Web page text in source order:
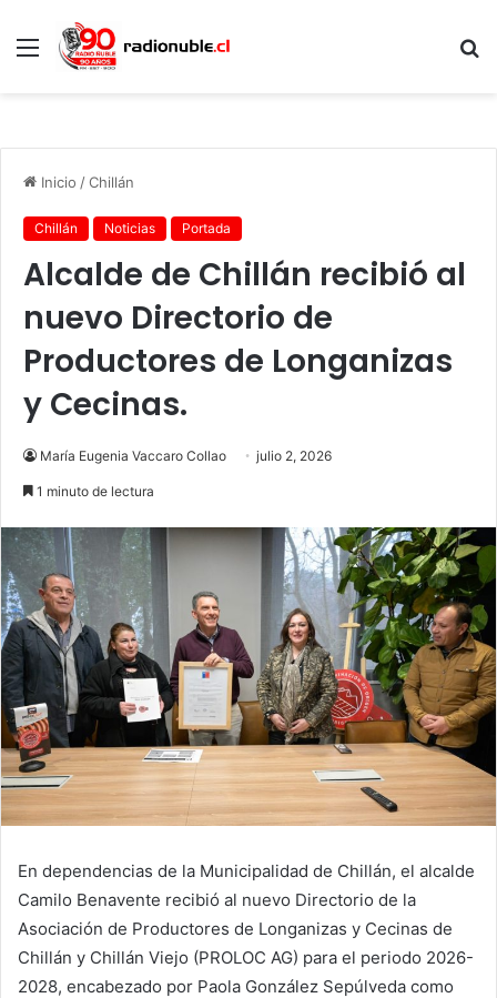
Menú
Inicio /Chillán
Chillán Noticias Portada
Alcalde de Chillán recibió al
nuevo Directorio de
Productores de Longanizas
y Cecinas.
María Eugenia Vaccaro Collao julio 2, 2026
1 minuto de lectura
En dependencias de la Municipalidad de Chillán, el alcalde
Camilo Benavente recibió al nuevo Directorio de la
Asociación de Productores de Longanizas y Cecinas de
Chillán y Chillán Viejo (PROLOC AG) para el periodo 2026-
2028, encabezado por Paola González Sepúlveda como